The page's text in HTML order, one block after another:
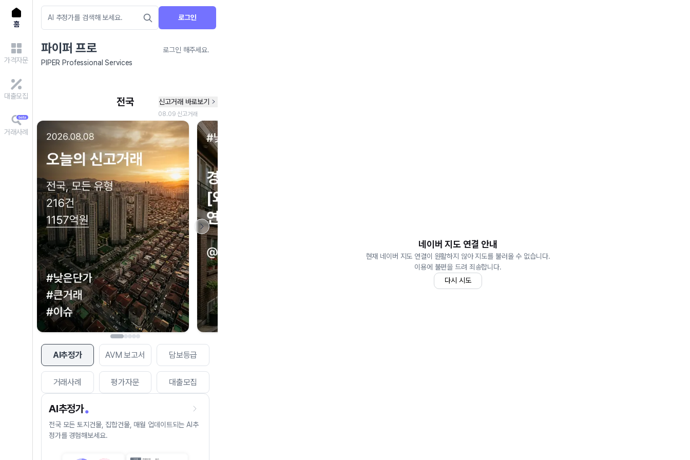
홈
가격자문
대출모집
거래사례
로그인
파이퍼 프로
로그인 해주세요.
PIPER Professional Services
AI추정가 AVM 보고서 담보등급
거래사례 평가자문 대출모집
AI추정가
전국 모든 토지건물, 집합건물, 매월 업데이트되는 AI추
정가를 경험해보세요.
네이버 지도 연결 안내
현재 네이버 지도 연결이 원활하지 않아 지도를 불러올 수 없습니다.
이용에 불편을 드려 죄송합니다.
다시 시도